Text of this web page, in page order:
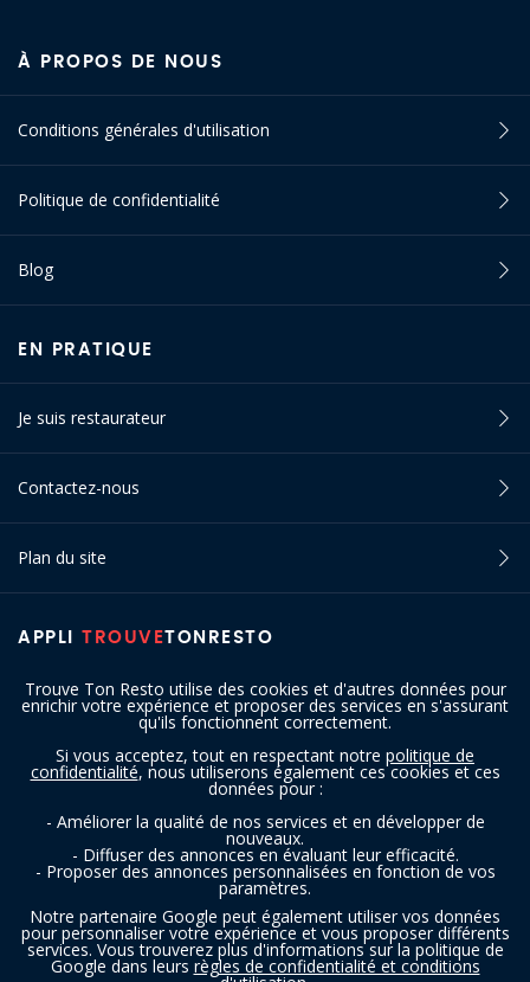
Trouve Ton Resto utilise des cookies et d'autres données pour
enrichir votre expérience et proposer des services en s'assurant
qu'ils fonctionnent correctement.
Si vous acceptez, tout en respectant notre politique de
confidentialité, nous utiliserons également ces cookies et ces
données pour :
- Améliorer la qualité de nos services et en développer de
nouveaux.
- Diffuser des annonces en évaluant leur efficacité.
- Proposer des annonces personnalisées en fonction de vos
paramètres.
Notre partenaire Google peut également utiliser vos données
pour personnaliser votre expérience et vous proposer différents
services. Vous trouverez plus d'informations sur la politique de
Google dans leurs règles de confidentialité et conditions
APPLI TROUVETONRESTO
À PROPOS DE NOUS
Conditions générales d'utilisation
Politique de confidentialité
Blog
EN PRATIQUE
Je suis restaurateur
Contactez-nous
Plan du site
SUIVEZ-NOUS
Copyright © 2016 - 2026 trouvetonresto.be ‐ Tous droits réservés | JDC